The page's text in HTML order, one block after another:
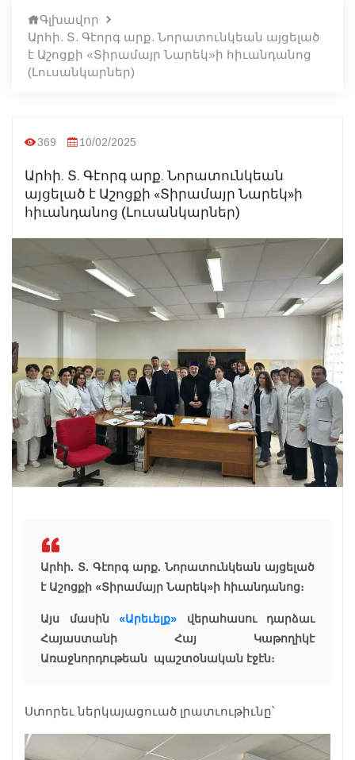
Գլխավոր
Արհի. Տ. Գէորգ արք. Նորատունկեան այցելած
է Աշոցքի «Տիրամայր Նարեկ»ի հիւանդանոց
(Լուսանկարներ)
369 10/02/2025
Արհի. Տ. Գէորգ արք. Նորատունկեան
այցելած է Աշոցքի «Տիրամայր Նարեկ»ի
հիւանդանոց (Լուսանկարներ)
Արհի. Տ. Գէորգ արք. Նորատունկեան այցելած
է Աշոցքի «Տիրամայր Նարեկ»ի հիւանդանոց։
Այս մասին «Արեւելք» վերահասու դարձաւ
Հայաստանի Հայ Կաթողիկէ
Առաջնորդութեան պաշտօնական էջէն։
Ստորեւ ներկայացուած լրատւութիւնը՝